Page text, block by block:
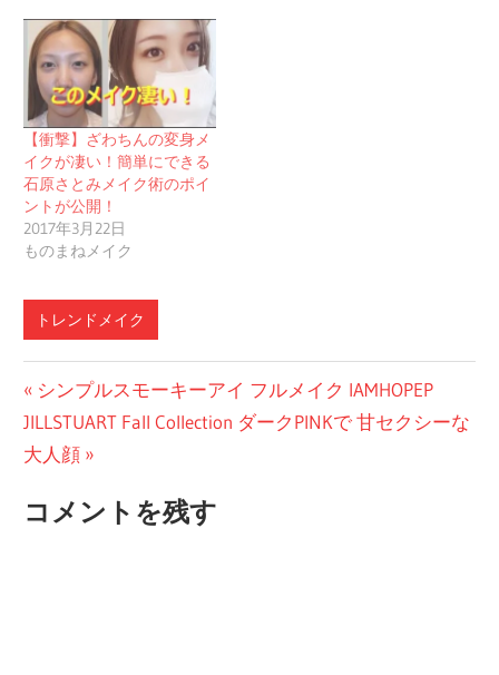
【衝撃】ざわちんの変身メ
イクが凄い！簡単にできる
石原さとみメイク術のポイ
ントが公開！
2017年3月22日
ものまねメイク
トレンドメイク
投
稿
ビ
前
の
投
シンプルスモーキーアイ フルメイク IAMHOPEP
次
の
稿:
JILLSTUART Fall Collection ダークPINKで 甘セクシーな
大人顔
コメントを残す